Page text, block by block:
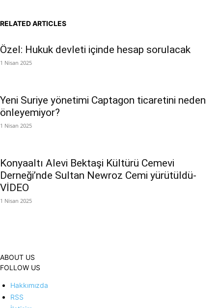
RELATED ARTICLES
Özel: Hukuk devleti içinde hesap sorulacak
1 Nisan 2025
Yeni Suriye yönetimi Captagon ticaretini neden
önleyemiyor?
1 Nisan 2025
Konyaaltı Alevi Bektaşi Kültürü Cemevi
Derneği’nde Sultan Newroz Cemi yürütüldü-
VİDEO
1 Nisan 2025
ABOUT US
FOLLOW US
Hakkımızda
RSS